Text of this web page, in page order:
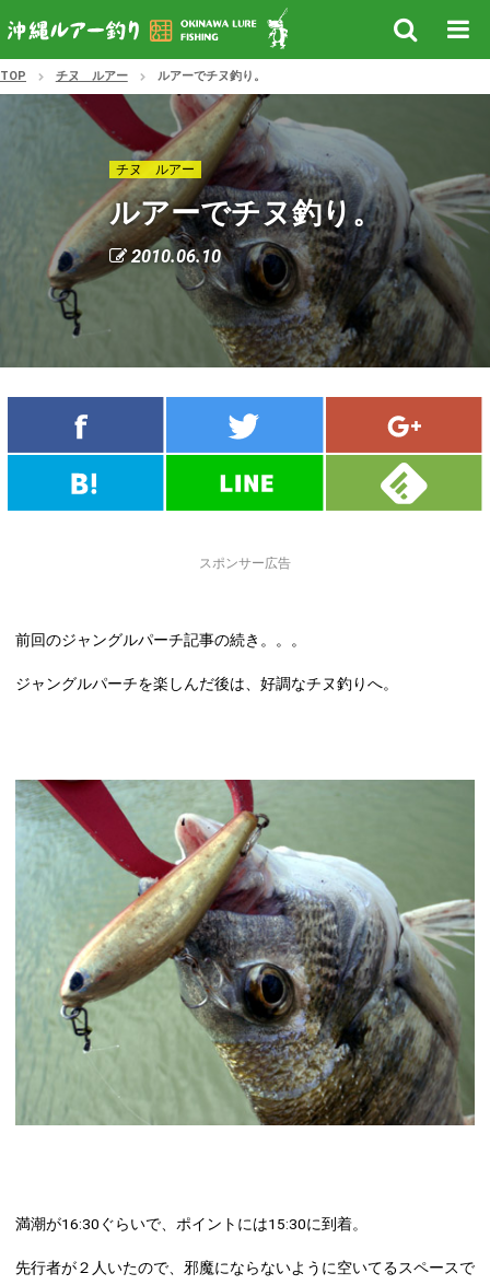
TOP チヌ ルアー ルアーでチヌ釣り。
チヌ ルアー
ルアーでチヌ釣り。
2010.06.10
スポンサー広告
前回のジャングルパーチ記事の続き。。。
ジャングルパーチを楽しんだ後は、好調なチヌ釣りへ。
満潮が16:30ぐらいで、ポイントには15:30に到着。
先行者が２人いたので、邪魔にならないように空いてるスペースで